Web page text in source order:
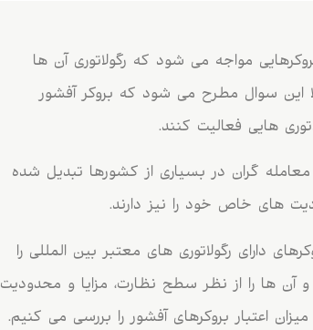
مواجه می شود که رگولاتوری آن ها
این سوال مطرح می شود که بروکر آفشور
هایی فعالیت کنند.
گران در بسیاری از کشورها تبدیل شده
های خاص خود را نیز دارند.
دارای رگولاتوری های معتبر بین المللی را
آن ها را از نظر سطح نظارت، مزایا و محدودیت
اعتبار بروکرهای آفشور را بررسی می کنیم.